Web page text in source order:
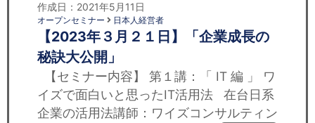
作成日：2021年5月11日
オープンセミナー 日本人経営者
【2023年３月２１日】「企業成長の
秘訣大公開」
【セミナー内容】 第１講：「 IT 編 」 ワ
イズで面白いと思ったIT活用法​ 在台日系
企業の活用法​ 講師：ワイズコンサルティン